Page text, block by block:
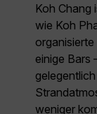
Koh Chang
wie Koh
einige Bars
weniger